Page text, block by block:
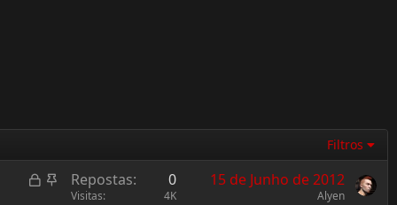
Filtros
L
F
Repostas 0
Visitas 4K
15 de Junho de 2012
Alyen